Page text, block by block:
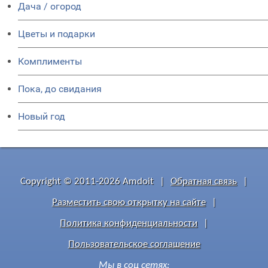
Дача / огород
Цветы и подарки
Комплименты
Пока, до свидания
Новый год
Copyright © 2011-2026 Amdoit Обратная связь
Разместить свою открытку на сайте
Политика конфиденциальности
Пользовательское соглашение
Мы в соц сетях: